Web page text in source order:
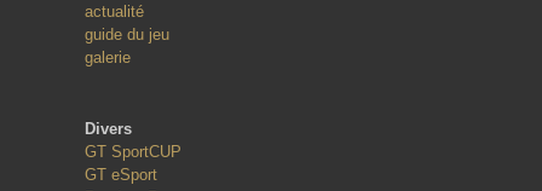
actualité
guide du jeu
galerie
Divers
GT SportCUP
GT eSport